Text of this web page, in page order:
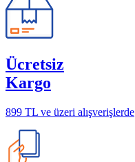
Ücretsiz
Kargo
899 TL ve üzeri alışverişlerde